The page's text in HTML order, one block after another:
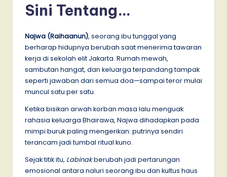
Sini Tentang…
Najwa (Raihaanun), seorang ibu tunggal yang
berharap hidupnya berubah saat menerima tawaran
kerja di sekolah elit Jakarta. Rumah mewah,
sambutan hangat, dan keluarga terpandang tampak
seperti jawaban dari semua doa—sampai teror mulai
muncul satu per satu.
Ketika bisikan arwah korban masa lalu menguak
rahasia keluarga Bhairawa, Najwa dihadapkan pada
mimpi buruk paling mengerikan: putrinya sendiri
terancam jadi tumbal ritual kuno.
Sejak titik itu, Labinakberubah jadi pertarungan
emosional antara naluri seorang ibu dan kultus haus